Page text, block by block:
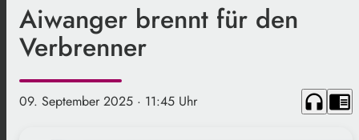
Aiwanger brennt für den
Verbrenner
09. September 2025 · 11:45 Uhr headphones chrome_reader_mode